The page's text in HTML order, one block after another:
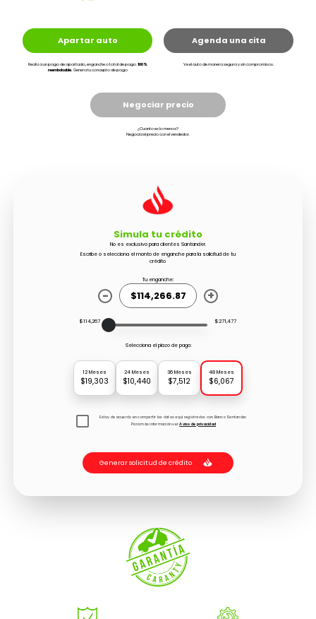
Apartar auto
Realiza un pago de apartado, enganche o total de pago.100%
reembolsable.Genera tu concepto de pago
Agenda una cita
Ve el auto de manera segura y sin compromisos.
Negociar precio
¿Cuanto es lo menos?
Negocia el precio con el vendedor.
Simula tu crédito
No es exclusivo para clientes Santander.
Escribe o selecciona el monto de enganche para la solicitud de tu
crédito
Tu enganche:
- +
$114,267 $271,477
Selecciona el plazo de pago:
12 Meses
$19,303
24 Meses
$10,440
36 Meses
$7,512
48 Meses
$6,067
Estoy de acuerdo en compartir los datos aquí registrados con Banco Santander.
Para más información verAviso de privacidad
Generar solicitud de crédito